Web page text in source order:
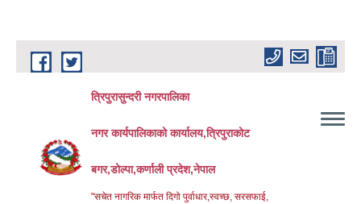
Skip to main content
त्रिपुरासुन्दरी नगरपालिका
नगर कार्यपालिकाको कार्यालय,त्रिपुराकोट
बगर,डोल्पा,कर्णाली प्रदेश,नेपाल
"सचेत नागरिक मार्फत दिगो पुर्वाधार,स्वच्छ, सरसफाई,